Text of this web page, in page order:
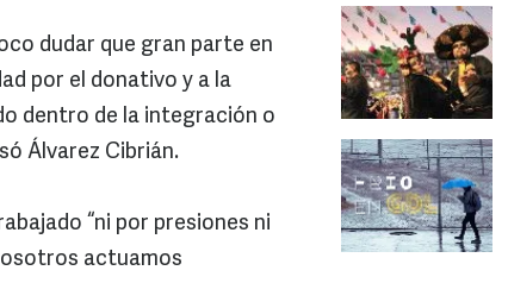
dudar que gran parte en
por el donativo y a la
dentro de la integración o
Álvarez Cibrián.
“ni por presiones ni
actuamos